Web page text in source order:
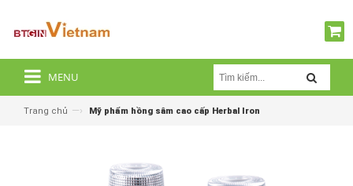
MENU
Trang chủ —› Mỹ phẩm hồng sâm cao cấp Herbal Iron